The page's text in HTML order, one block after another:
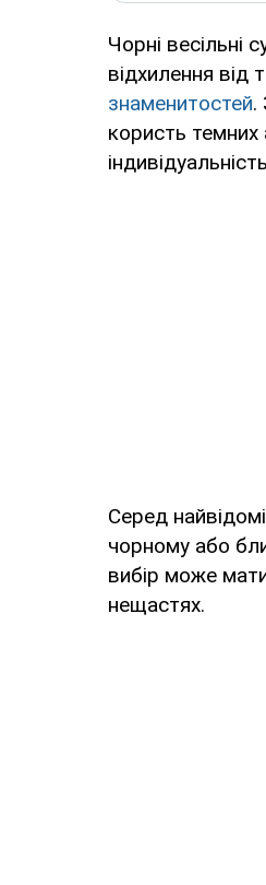
Чорні весільні
відхилення від
знаменитостей.
користь темних
Серед
чорному або
вибір може
нещастях.